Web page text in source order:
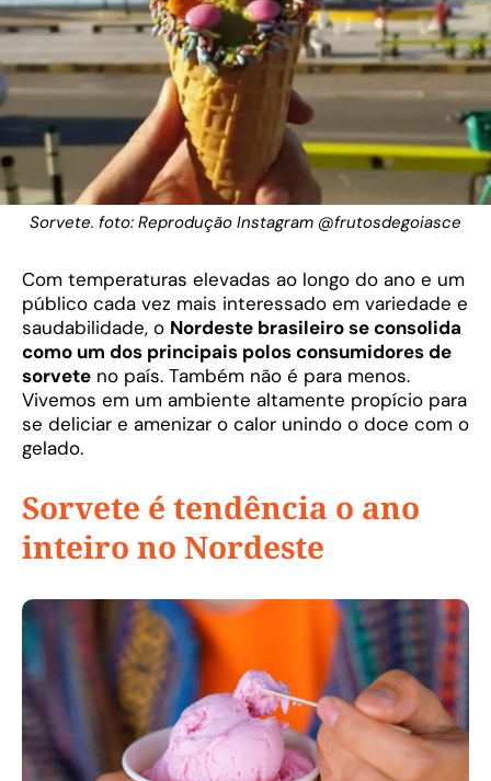
Sorvete. foto: Reprodução Instagram @frutosdegoiasce
Com temperaturas elevadas ao longo do ano e um
público cada vez mais interessado em variedade e
saudabilidade, o Nordeste brasileiro se consolida
como um dos principais polos consumidores de
sorvete no país. Também não é para menos.
Vivemos em um ambiente altamente propício para
se deliciar e amenizar o calor unindo o doce com o
gelado.
Sorvete é tendência o ano
inteiro no Nordeste